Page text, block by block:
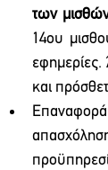
των
14ου
και